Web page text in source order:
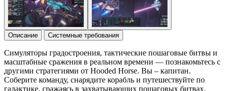
Описание Системные требования
Симуляторы градостроения, тактические пошаговые битвы и
масштабные сражения в реальном времени — познакомьтесь с
другими стратегиями от Hooded Horse. Вы – капитан.
Соберите команду, снарядите корабль и путешествуйте по
галактике, сражаясь в захватывающих пошаговых битвах.